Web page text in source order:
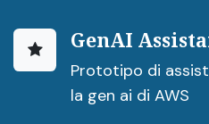
GenAI
Prototipo di
la gen ai di AWS